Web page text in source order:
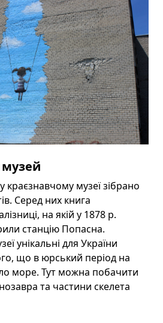
музеї зібрано
Серед них книга
на якій у 1878 р.
станцію Попасна.
унікальні для України
що в юрський період на
море. Тут можна побачити
та частини скелета